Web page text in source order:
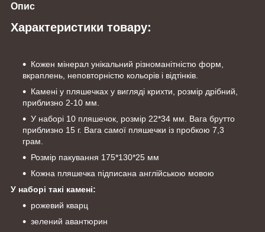
Опис
Характеристики товару:
Кожен мінерал унікальний різноманітністю форм,
вкраплень, неповторністю кольорів і відтінків.
Камені у пляшечках у вигляді крихти, розмір дрібний,
приблизно 2-10 мм.
У наборі 10 пляшечок, розмір 22*34 мм. Вага брутто
приблизно 15 г. Вага самої пляшечки із пробкою 7,3
грам.
Розмір пакування 175*130*25 мм
Кожна пляшечка підписана англійською мовою
У наборі такі камені:
рожевий кварц
зелений авантюрин